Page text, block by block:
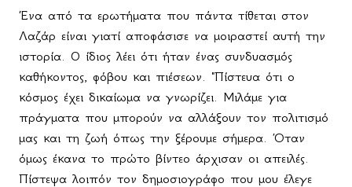
Ένα από τα ερωτήματα που πάντα τίθεται στον
Λαζάρ είναι γιατί αποφάσισε να μοιραστεί αυτή την
ιστορία. Ο ίδιος λέει ότι ήταν ένας συνδυασμός
καθήκοντος, φόβου και πιέσεων. "Πίστευα ότι ο
κόσμος έχει δικαίωμα να γνωρίζει. Μιλάμε για
πράγματα που μπορούν να αλλάξουν τον πολιτισμό
μας και τη ζωή όπως την ξέρουμε σήμερα. Όταν
όμως έκανα το πρώτο βίντεο άρχισαν οι απειλές.
Πίστεψα λοιπόν τον δημοσιογράφο που μου έλεγε